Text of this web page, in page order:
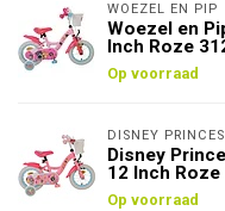
WOEZEL EN PIP
Woezel en
Inch Roze
Op voorraad
DISNEY
Disney
12 Inch Roze
Op voorraad